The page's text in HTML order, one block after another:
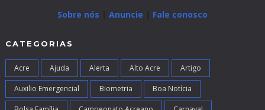
Sobre nós
Anuncie Fale conosco
CATEGORIAS
Acre Ajuda Alerta Alto Acre Artigo
Auxilio Emergencial Biometria Boa Notícia